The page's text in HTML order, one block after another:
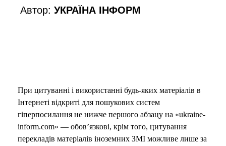
d
o
Автор:УКРАЇНА ІНФОРМ
При цитуванні і використанні будь-яких матеріалів в
Інтернеті відкриті для пошукових систем
гіперпосилання не нижче першого абзацу на «ukraine-
inform.com» — обов’язкові, крім того, цитування
перекладів матеріалів іноземних ЗМІ можливе лише за